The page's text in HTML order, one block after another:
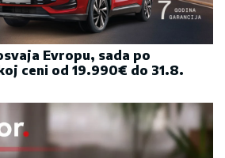
Evropu, sada po
ceni od 19.990€ do 31.8.